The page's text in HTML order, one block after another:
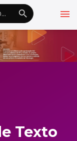
menu
wb_sunny
Texto